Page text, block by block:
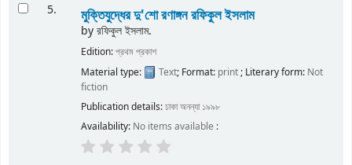
5. মুক্তিযুদ্ধের দু'শো রণাঙ্গনরফিকুল ইসলাম
byরফিকুল ইসলাম.
Edition:প্রথম প্রকাশ
Material type:
Text; Format: print ; Literary form: Not
fiction
Publication details:ঢাকাঅনন্যা ১৯৯৮
Availability: No items available :